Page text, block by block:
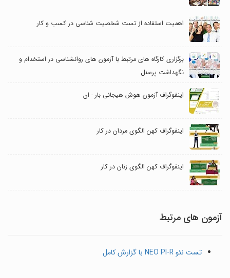
اهمیت استفاده از تست شخصیت شناسی در کسب و کار
برگزاری کارگاه های مرتبط با آزمون های روانشناسی در استخدام و
نگهداشت پرسنل
اینفوگراف آزمون هوش هیجانی بار - ان
اینفوگراف کهن الگوی مردان در کار
اینفوگراف کهن الگوی زنان در کار
آزمون های مرتبط
تست نئو NEO PI-R با گزارش کامل